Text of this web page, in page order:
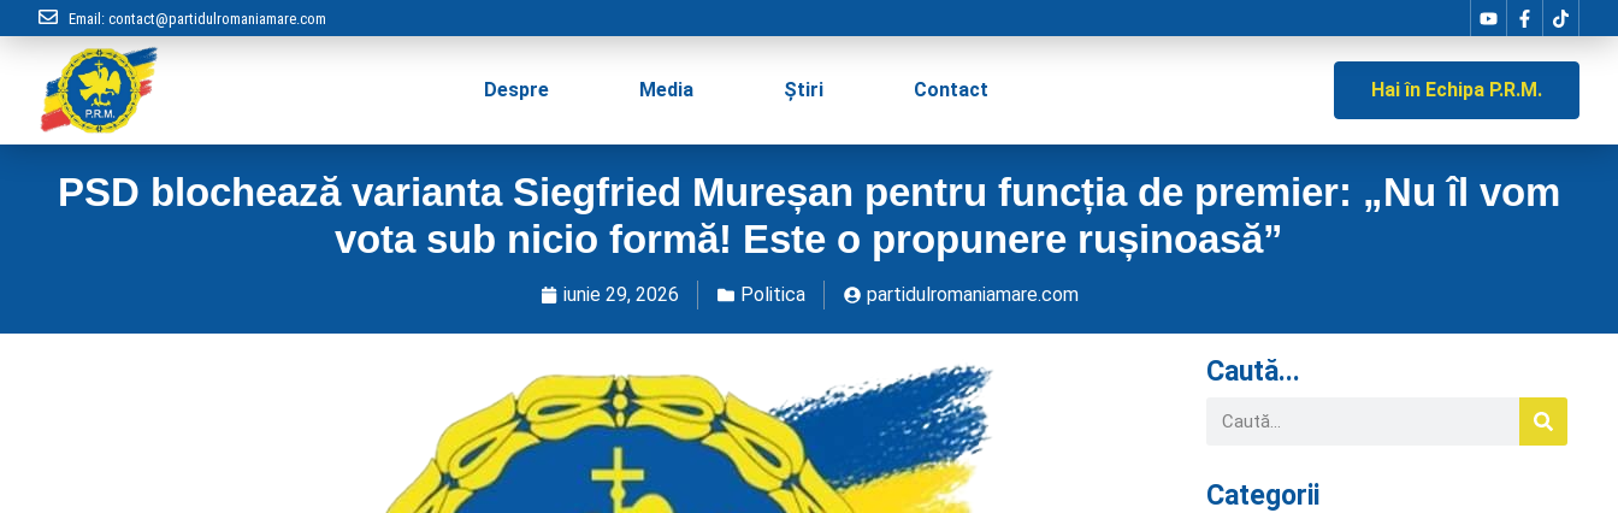
Email: contact@partidulromaniamare.com
Despre Media Știri Contact Hai în Echipa P.R.M.
PSD blochează varianta Siegfried Mureșan pentru funcția de premier: „Nu îl vom
vota sub nicio formă! Este o propunere rușinoasă”
iunie 29, 2026 Politica partidulromaniamare.com
Caută...
Categorii